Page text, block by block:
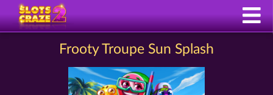
Frooty Troupe Sun Splash